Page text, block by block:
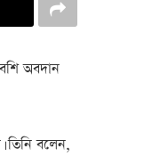
অবদান
তিনি বলেন,